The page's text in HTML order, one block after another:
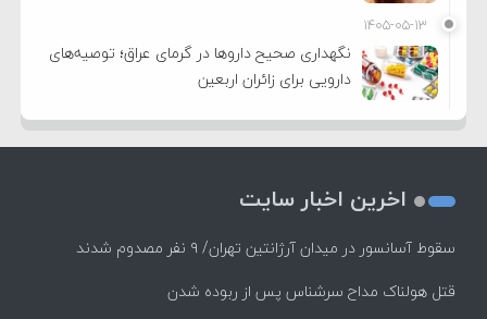
۱۴۰۵-۰۵-۱۳
نگهداری صحیح داروها در گرمای عراق؛ توصیه‌های
دارویی برای زائران اربعین
اخرین اخبار سایت
سقوط آسانسور در میدان آرژانتین تهران/ ۹ نفر مصدوم شدند
قتل هولناک مداح سرشناس پس از ربوده شدن